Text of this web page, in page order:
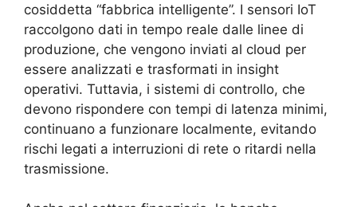
cosiddetta “fabbrica intelligente”. I sensori IoT
raccolgono dati in tempo reale dalle linee di
produzione, che vengono inviati al cloud per
essere analizzati e trasformati in insight
operativi. Tuttavia, i sistemi di controllo, che
devono rispondere con tempi di latenza minimi,
continuano a funzionare localmente, evitando
rischi legati a interruzioni di rete o ritardi nella
trasmissione.